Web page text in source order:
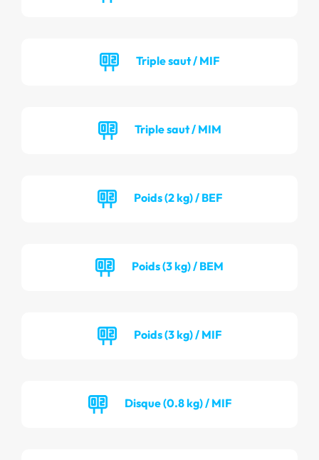
Triple saut / MIF
Triple saut / MIM
Poids (2 kg) / BEF
Poids (3 kg) / BEM
Poids (3 kg) / MIF
Disque (0.8 kg) / MIF